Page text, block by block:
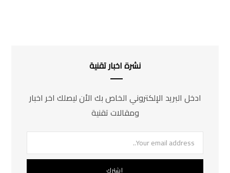
نشرة اخبار تقنية
ادخل البريد الإلكتروني الخاص بك الأن ليصلك اخر اخبار
ومقالات تقنية